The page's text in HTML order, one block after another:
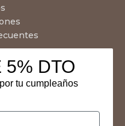
5% DTO
tu cumpleaños